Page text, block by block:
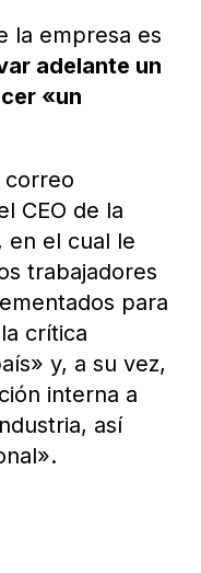
la empresa es
adelante un
«un
correo
CEO de la
en el cual le
trabajadores
para
crítica
y, a su vez,
interna a
así